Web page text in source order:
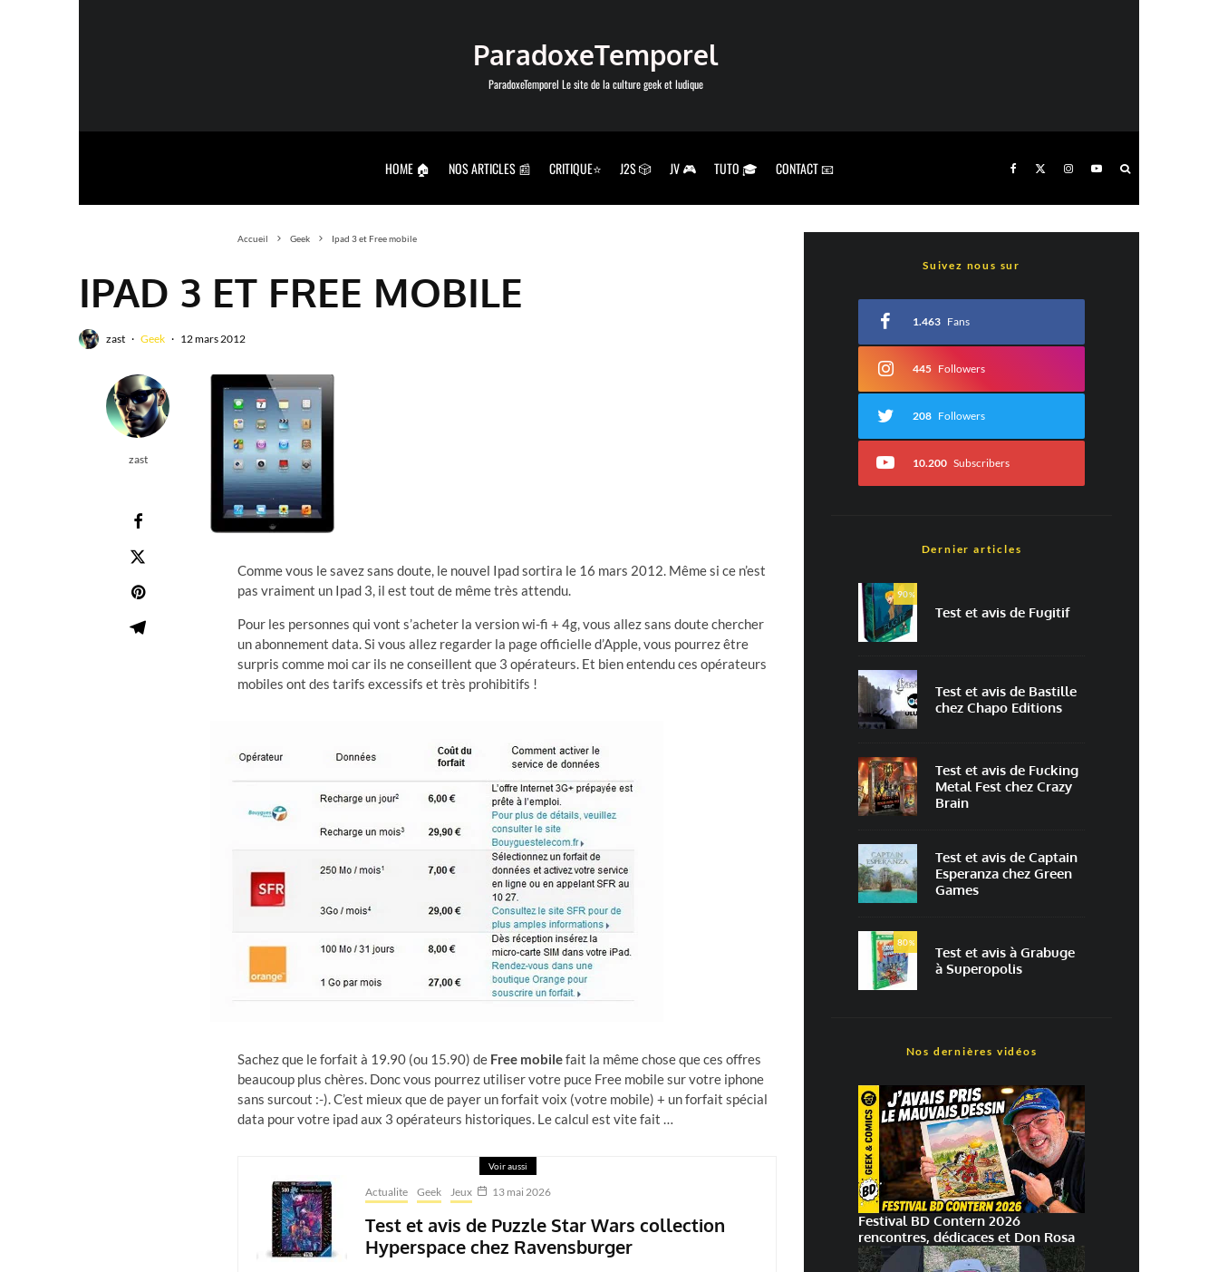
ParadoxeTemporel
ParadoxeTemporel Le site de la culture geek et ludique
HOME 🏠 NOS ARTICLES 📰 CRITIQUE⭐ J2S 🎲 JV 🎮 TUTO 🎓 CONTACT 📧
Accueil Geek Ipad 3 et Free mobile
IPAD 3 ET FREE MOBILE
zast · Geek · 12 mars 2012
zast
Comme vous le savez sans doute, le nouvel Ipad sortira le 16 mars 2012. Même si ce n’est
pas vraiment un Ipad 3, il est tout de même très attendu.
Pour les personnes qui vont s’acheter la version wi-fi + 4g, vous allez sans doute chercher
un abonnement data. Si vous allez regarder la page officielle d’Apple, vous pourrez être
surpris comme moi car ils ne conseillent que 3 opérateurs. Et bien entendu ces opérateurs
mobiles ont des tarifs excessifs et très prohibitifs !
Sachez que le forfait à 19.90 (ou 15.90) de Free mobilefait la même chose que ces offres
beaucoup plus chères. Donc vous pourrez utiliser votre puce Free mobile sur votre iphone
sans surcout :-). C’est mieux que de payer un forfait voix (votre mobile) + un forfait spécial
data pour votre ipad aux 3 opérateurs historiques. Le calcul est vite fait …
Voir aussi
Actualite Geek Jeux 13 mai 2026
Test et avis de Puzzle Star Wars collection
Hyperspace chez Ravensburger
Suivez nous sur
1.463 Fans
445 Followers
208 Followers
10.200 Subscribers
Dernier articles
90%
Test et avis de Fugitif
Test et avis de Bastille
chez Chapo Editions
Test et avis de Fucking
Metal Fest chez Crazy
Brain
Test et avis de Captain
Esperanza chez Green
Games
80%
Test et avis à Grabuge
à Superopolis
Nos dernières vidéos
Festival BD Contern 2026
rencontres, dédicaces et Don Rosa